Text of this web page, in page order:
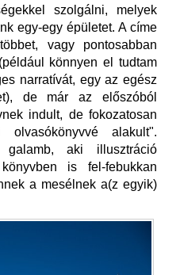
szolgálni, melyek
egy-egy épületet. A címe
vagy pontosabban
könnyen el tudtam
narratívát, egy az egész
de már az előszóból
indult, de fokozatosan
olvasókönyvvé alakult".
aki illusztráció
is fel-febukkan
a mesélnek a(z egyik)